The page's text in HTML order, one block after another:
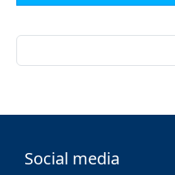
Social media